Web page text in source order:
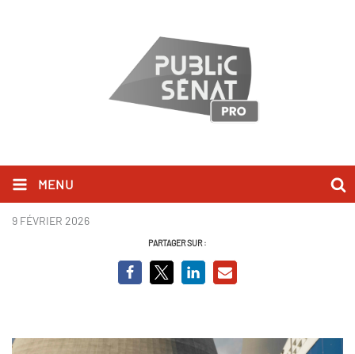
MENU
Très chère électricité
9 FÉVRIER 2026
PARTAGER SUR :